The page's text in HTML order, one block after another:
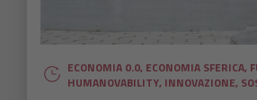
ECONOMIA 0.0, ECONOMIA SFERICA,
HUMANOVABILITY, INNOVAZIONE,